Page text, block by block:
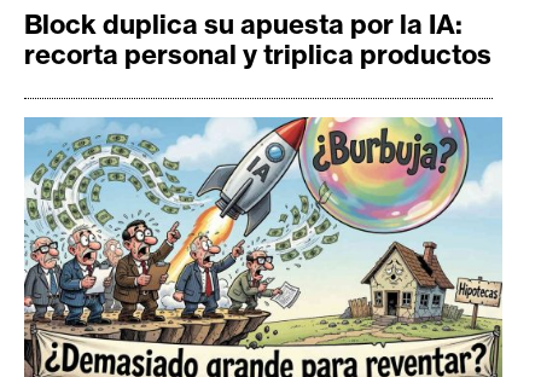
Block duplica su apuesta por la IA:
recorta personal y triplica productos